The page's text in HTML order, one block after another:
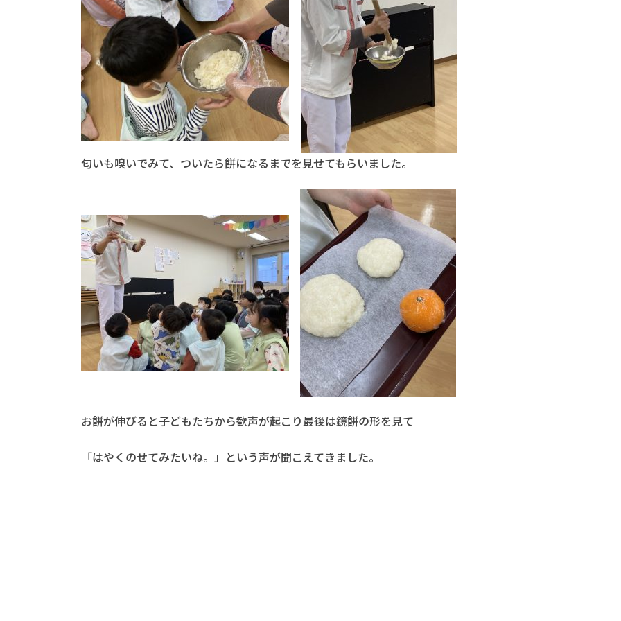
蒸した
匂いも嗅いでみて、ついたら餅になるまでを見せてもらいました。
お餅が伸びると子どもたちから歓声が起こり最後は鏡餅の形を見て
「はやくのせてみたいね。」という声が聞こえてきました。